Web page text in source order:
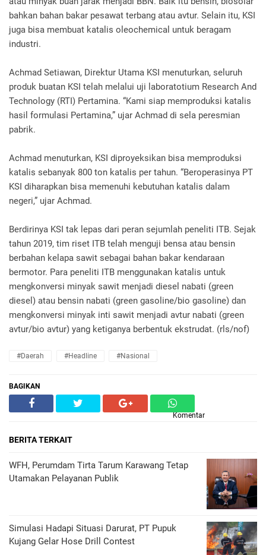
bahkan bahan bakar pesawat terbang atau avtur. Selain itu, KSI
juga bisa membuat katalis oleochemical untuk beragam
industri.
Achmad Setiawan, Direktur Utama KSI menuturkan, seluruh
produk buatan KSI telah melalui uji laboratotium Research And
Technology (RTI) Pertamina. “Kami siap memproduksi katalis
hasil formulasi Pertamina,” ujar Achmad di sela peresmian
pabrik.
Achmad menuturkan, KSI diproyeksikan bisa memproduksi
katalis sebanyak 800 ton katalis per tahun. “Beroperasinya PT
KSI diharapkan bisa memenuhi kebutuhan katalis dalam
negeri,” ujar Achmad.
Berdirinya KSI tak lepas dari peran sejumlah peneliti ITB. Sejak
tahun 2019, tim riset ITB telah menguji bensa atau bensin
berbahan kelapa sawit sebagai bahan bakar kendaraan
bermotor. Para peneliti ITB menggunakan katalis untuk
mengkonversi minyak sawit menjadi diesel nabati (green
diesel) atau bensin nabati (green gasoline/bio gasoline) dan
mengkonversi minyak inti sawit menjadi avtur nabati (green
avtur/bio avtur) yang ketiganya berbentuk ekstrudat. (rls/nof)
#daerah #headline #nasional
BAGIKAN
Komentar
BERITA TERKAIT
WFH, Perumdam Tirta Tarum Karawang Tetap
Utamakan Pelayanan Publik
Simulasi Hadapi Situasi Darurat, PT Pupuk
Kujang Gelar Hose Drill Contest